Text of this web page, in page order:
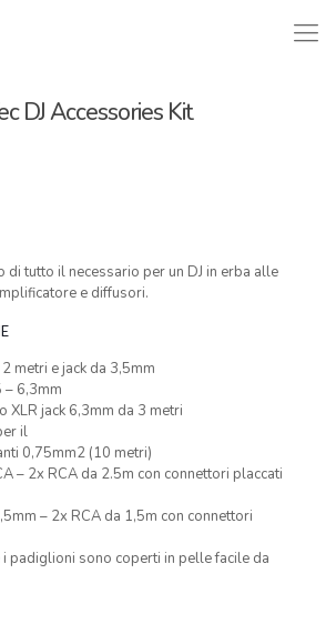
DJ Accessories Kit
di tutto il necessario per un DJ in erba alle
e diffusori.
metri e jack da 3,5mm
– 6,3mm
XLR jack 6,3mm da 3 metri
il
0,75mm2 (10 metri)
– 2x RCA da 2.5m con connettori placcati
– 2x RCA da 1,5m con connettori
i padiglioni sono coperti in pelle facile da